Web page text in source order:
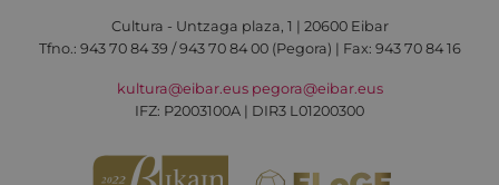
Cultura - Untzaga plaza, 1 | 20600 Eibar
Tfno.: 943 70 84 39 / 943 70 84 00 (Pegora) | Fax: 943 70 84 16
kultura@eibar.eus pegora@eibar.eus
IFZ: P2003100A | DIR3 L01200300